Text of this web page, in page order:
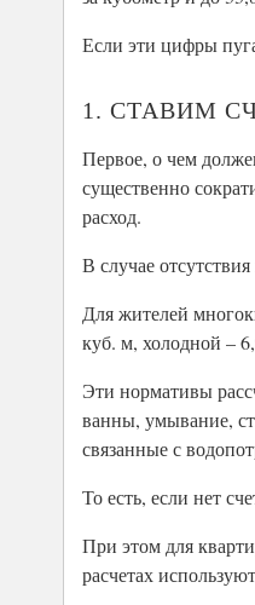
Если эти цифры
1. СТАВИМ
Первое, о чем
существенно
расход.
В случае
Для жителей
куб. м, холодной –
Эти нормативы
ванны, умывание,
связанные с
То есть, если нет
При этом для
расчетах